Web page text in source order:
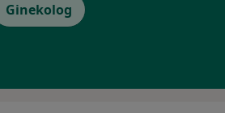
Ginekolog